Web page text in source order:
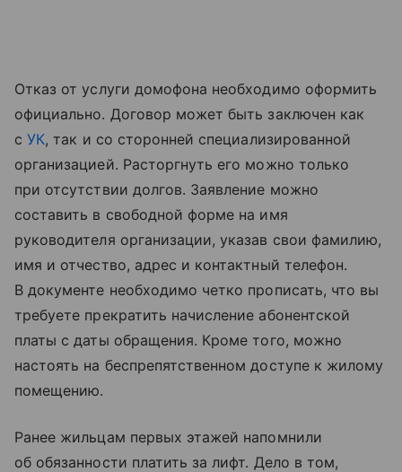
Отказ от услуги домофона необходимо оформить
официально. Договор может быть заключен как
сУК, так и со сторонней специализированной
организацией. Расторгнуть его можно только
при отсутствии долгов. Заявление можно
составить в свободной форме на имя
руководителя организации, указав свои фамилию,
имя и отчество, адрес и контактный телефон.
В документе необходимо четко прописать, что вы
требуете прекратить начисление абонентской
платы с даты обращения. Кроме того, можно
настоять на беспрепятственном доступе к жилому
помещению.
Ранее жильцам первых этажей напомнили
об обязанности платить за лифт. Дело в том,